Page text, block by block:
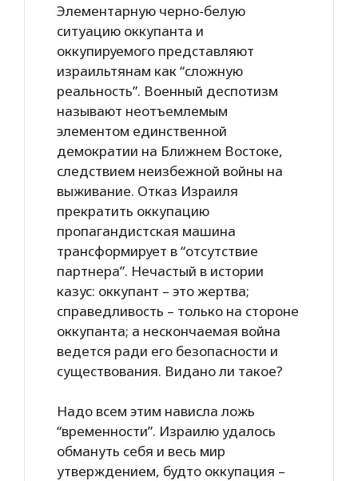
Элементарную черно-белую
ситуацию оккупанта и
оккупируемого представляют
израильтянам как “сложную
реальность”. Военный деспотизм
называют неотъемлемым
элементом единственной
демократии на Ближнем Востоке,
следствием неизбежной войны на
выживание. Отказ Израиля
прекратить оккупацию
пропагандистская машина
трансформирует в “отсутствие
партнера”. Нечастый в истории
казус: оккупант – это жертва;
справедливость – только на стороне
оккупанта; а нескончаемая война
ведется ради его безопасности и
существования. Видано ли такое?
Надо всем этим нависла ложь
“временности”. Израилю удалось
обмануть себя и весь мир
утверждением, будто оккупация –